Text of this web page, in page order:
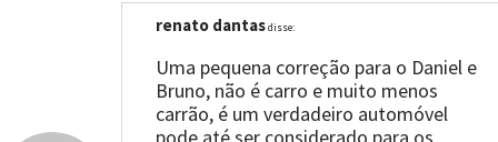
renato dantasdisse:
Uma pequena correção para o Daniel e
Bruno, não é carro e muito menos
carrão, é um verdadeiro automóvel
pode até ser considerado para os